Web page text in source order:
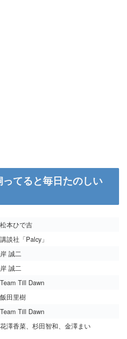
てると毎日たのしい
松本ひで吉
講談社「Palcy」
岸 誠二
岸 誠二
Team Till Dawn
飯田里樹
Team Till Dawn
花澤香菜、杉田智和、金澤まい